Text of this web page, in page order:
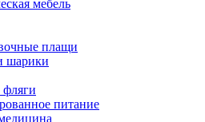
мебель
плащи
шарики
питание